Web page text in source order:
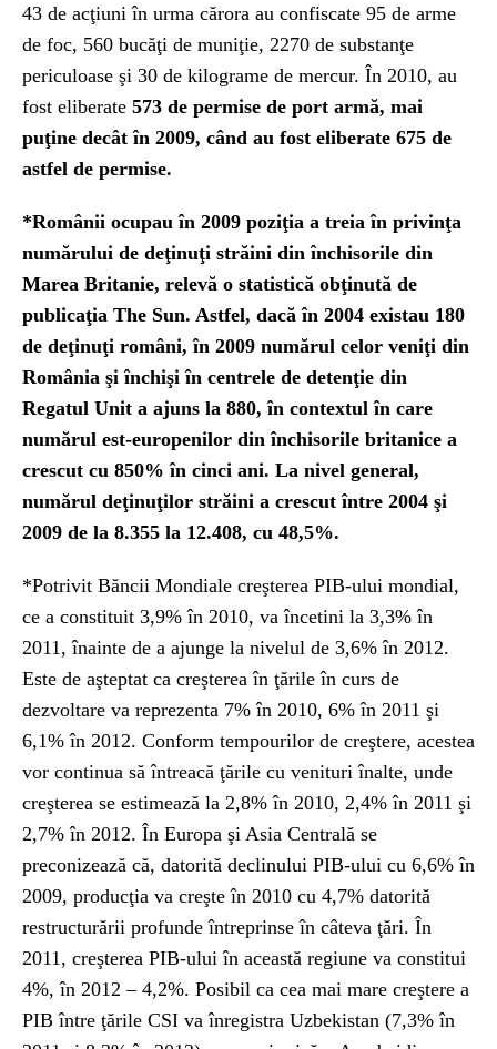
43 de acţiuni în urma cărora au confiscate 95 de arme
de foc, 560 bucăţi de muniţie, 2270 de substanţe
periculoase şi 30 de kilograme de mercur. În 2010, au
fost eliberate 573 de permise de port armă, mai
puţine decât în 2009, când au fost eliberate 675 de
astfel de permise.
*Românii ocupau în 2009 poziţia a treia în privinţa
numărului de deţinuţi străini din închisorile din
Marea Britanie, relevă o statistică obţinută de
publicaţia The Sun. Astfel, dacă în 2004 existau 180
de deţinuţi români, în 2009 numărul celor veniţi din
România şi închişi în centrele de detenţie din
Regatul Unit a ajuns la 880, în contextul în care
numărul est-europenilor din închisorile britanice a
crescut cu 850% în cinci ani. La nivel general,
numărul deţinuţilor străini a crescut între 2004 şi
2009 de la 8.355 la 12.408, cu 48,5%.
*Potrivit Băncii Mondiale creşterea PIB-ului mondial,
ce a constituit 3,9% în 2010, va încetini la 3,3% în
2011, înainte de a ajunge la nivelul de 3,6% în 2012.
Este de aşteptat ca creşterea în ţările în curs de
dezvoltare va reprezenta 7% în 2010, 6% în 2011 şi
6,1% în 2012. Conform tempourilor de creştere, acestea
vor continua să întreacă ţările cu venituri înalte, unde
creşterea se estimează la 2,8% în 2010, 2,4% în 2011 şi
2,7% în 2012. În Europa şi Asia Centrală se
preconizează că, datorită declinului PIB-ului cu 6,6% în
2009, producţia va creşte în 2010 cu 4,7% datorită
restructurării profunde întreprinse în câteva ţări. În
2011, creşterea PIB-ului în această regiune va constitui
4%, în 2012 – 4,2%. Posibil ca cea mai mare creştere a
PIB între ţările CSI va înregistra Uzbekistan (7,3% în